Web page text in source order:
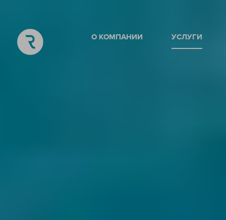
О КОМПАНИИ УСЛУГИ